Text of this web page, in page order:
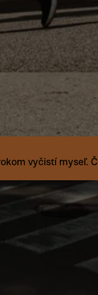
vyčistí myseľ.